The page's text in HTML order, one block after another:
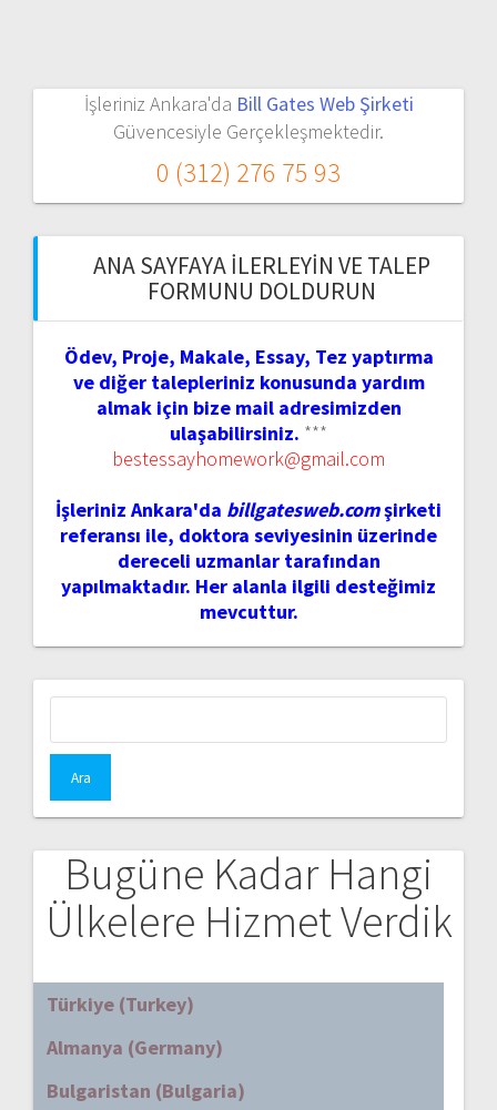
İşleriniz Ankara'da Bill Gates Web Şirketi
Güvencesiyle Gerçekleşmektedir.
0 (312) 276 75 93
ANA SAYFAYA İLERLEYIN VE TALEP
FORMUNU DOLDURUN
Ödev, Proje, Makale, Essay, Tez yaptırma
ve diğer talepleriniz konusunda yardım
almak için bize mail adresimizden
ulaşabilirsiniz. ***
bestessayhomework@gmail.com
İşleriniz Ankara'da billgatesweb.comşirketi
referansı ile, doktora seviyesinin üzerinde
dereceli uzmanlar tarafından
yapılmaktadır. Her alanla ilgili desteğimiz
mevcuttur.
Bugüne Kadar Hangi
Ülkelere Hizmet Verdik
Türkiye (Turkey)
Almanya (Germany)
Bulgaristan (Bulgaria)